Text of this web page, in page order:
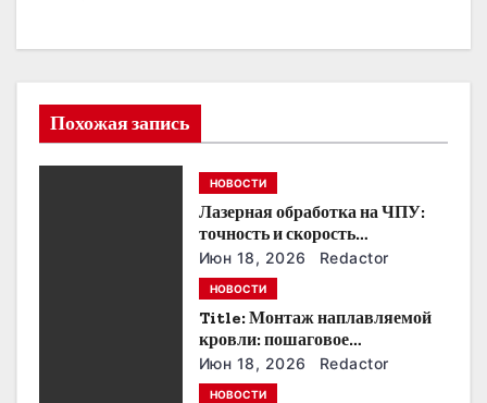
я
п
Похожая запись
НОВОСТИ
Лазерная обработка на ЧПУ:
точность и скорость
производства
Июн 18, 2026 Redactor
НОВОСТИ
Title: Монтаж наплавляемой
кровли: пошаговое
руководство и советы
Июн 18, 2026 Redactor
НОВОСТИ